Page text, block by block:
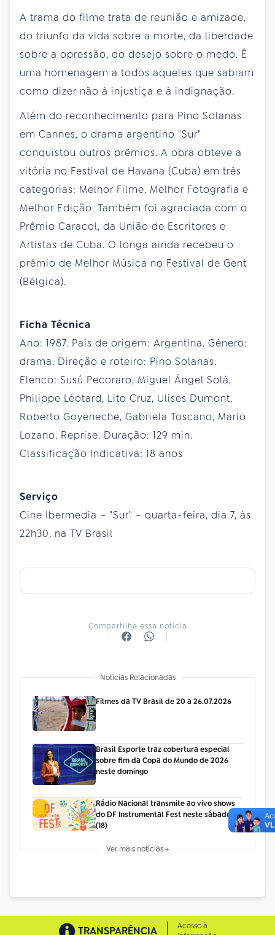
A trama do filme trata de reunião e amizade,
do triunfo da vida sobre a morte, da liberdade
sobre a opressão, do desejo sobre o medo. É
uma homenagem a todos aqueles que sabiam
como dizer não à injustiça e à indignação.
Além do reconhecimento para Pino Solanas
em Cannes, o drama argentino "Sur"
conquistou outros prêmios. A obra obteve a
vitória no Festival de Havana (Cuba) em três
categorias: Melhor Filme, Melhor Fotografia e
Melhor Edição. Também foi agraciada com o
Prêmio Caracol, da União de Escritores e
Artistas de Cuba. O longa ainda recebeu o
prêmio de Melhor Música no Festival de Gent
(Bélgica).
Ficha Técnica
Ano: 1987. País de origem: Argentina. Gênero:
drama. Direção e roteiro: Pino Solanas.
Elenco: Susú Pecoraro, Miguel Ángel Solá,
Philippe Léotard, Lito Cruz, Ulises Dumont,
Roberto Goyeneche, Gabriela Toscano, Mario
Lozano. Reprise. Duração: 129 min.
Classificação Indicativa: 18 anos
Serviço
Cine Ibermedia – "Sur" – quarta-feira, dia 7, às
22h30, na TV Brasil
Compartilhe essa notícia
Notícias Relacionadas
Filmes da TV Brasil de 20 a 26.07.2026
Brasil Esporte traz cobertura especial
sobre fim da Copa do Mundo de 2026
neste domingo
Rádio Nacional transmite ao vivo shows
do DF Instrumental Fest neste sábado
(18)
Ver mais notícias +
TRANSPARÊNCIA
Acesso à